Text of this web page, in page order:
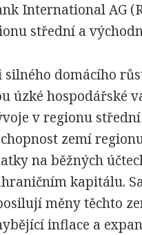
International AG
střední a
domácího
úzké hospodářské
v regionu střední
zemí
na běžných
kapitálu.
měny těchto
inflace a